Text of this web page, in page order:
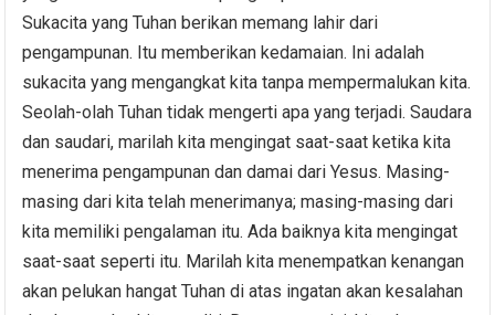
Sukacita yang Tuhan berikan memang lahir dari
pengampunan. Itu memberikan kedamaian. Ini adalah
sukacita yang mengangkat kita tanpa mempermalukan kita.
Seolah-olah Tuhan tidak mengerti apa yang terjadi. Saudara
dan saudari, marilah kita mengingat saat-saat ketika kita
menerima pengampunan dan damai dari Yesus. Masing-
masing dari kita telah menerimanya; masing-masing dari
kita memiliki pengalaman itu. Ada baiknya kita mengingat
saat-saat seperti itu. Marilah kita menempatkan kenangan
akan pelukan hangat Tuhan di atas ingatan akan kesalahan